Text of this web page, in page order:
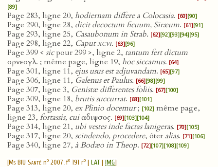
[89]
Page 283, ligne 20, hodiernam differe a Colocasia. [60][90]
Page 290, ligne 28, dicit decoctum ficuum, Siræum. [61][91]
Page 293, ligne 25, Casaubonum in Strab. [62][92][93][94][95]
Page 298, ligne 22, Caputxcvi. [63][96]
Page 399 < sicpour 299 >, ligne 2, tantum fert dictum
ορνεογλ. ; même page, ligne 19, hoc siccamus. [64]
Page 301, ligne 11, ejus usus est adjuvandam. [65][97]
Page 306, ligne 11, Galenus et Paulus. [66][98][99]
Page 307, ligne 3, Genistæ differentes foliis. [67][100]
Page 309, ligne 18, brutis succurrat. [68][101]
Page 313, ligne 20, ex Plinio docemur; [102] même page,
ligne 23, fortassis, cuiαδιψσος. [69][103][104]
Page 314, ligne 21, ubi vestes inde factas lanigeras. [70][105]
Page 317, ligne 20, scindendo, procedere, ôter alias. [71][106]
Page 340, ligne 27, à Bodæo in Theop. [72][107][108][109]
[Ms BIU Santé no 2007, fo 191 ro | LAT| IMG]